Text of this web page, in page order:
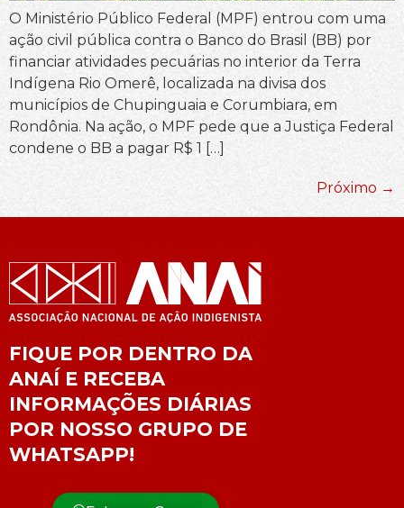
O Ministério Público Federal (MPF) entrou com uma
ação civil pública contra o Banco do Brasil (BB) por
financiar atividades pecuárias no interior da Terra
Indígena Rio Omerê, localizada na divisa dos
municípios de Chupinguaia e Corumbiara, em
Rondônia. Na ação, o MPF pede que a Justiça Federal
condene o BB a pagar R$ 1 […]
Próximo →
FIQUE POR DENTRO DA
ANAÍ E RECEBA
INFORMAÇÕES DIÁRIAS
POR NOSSO GRUPO DE
WHATSAPP!